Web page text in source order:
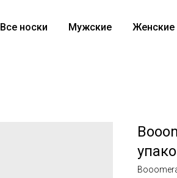
Все носки Мужские Женские